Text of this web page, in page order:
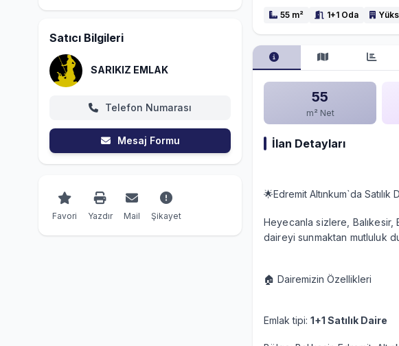
Satıcı Bilgileri
SARIKIZ EMLAK
Telefon Numarası
Mesaj Formu
Favori Yazdır Mail Şikayet
55 m² 1+1 Oda
55
m² Net
İlan Detayları
🌟Edremit Altınkum`da Satılık
Heyecanla sizlere, Balıkesir,
daireyi sunmaktan mutluluk
🏠 Dairemizin Özellikleri
Emlak tipi: 1+1 Satılık Daire